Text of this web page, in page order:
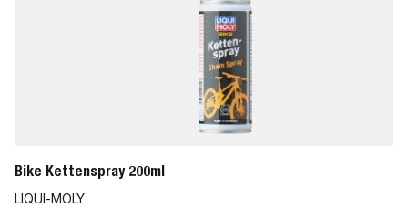
Bike Kettenspray 200ml
LIQUI-MOLY